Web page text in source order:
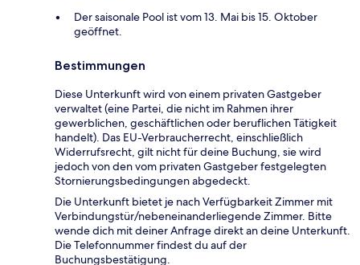
Der saisonale Pool ist vom 13. Mai bis 15. Oktober
geöffnet.
Bestimmungen
Diese Unterkunft wird von einem privaten Gastgeber
verwaltet (eine Partei, die nicht im Rahmen ihrer
gewerblichen, geschäftlichen oder beruflichen Tätigkeit
handelt). Das EU-Verbraucherrecht, einschließlich
Widerrufsrecht, gilt nicht für deine Buchung, sie wird
jedoch von den vom privaten Gastgeber festgelegten
Stornierungsbedingungen abgedeckt.
Die Unterkunft bietet je nach Verfügbarkeit Zimmer mit
Verbindungstür/nebeneinanderliegende Zimmer. Bitte
wende dich mit deiner Anfrage direkt an deine Unterkunft.
Die Telefonnummer findest du auf der
Buchungsbestätigung.